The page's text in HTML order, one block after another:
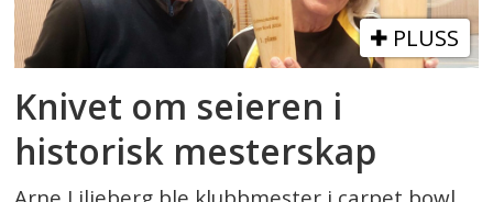
PLUSS
Knivet om seieren i
historisk mesterskap